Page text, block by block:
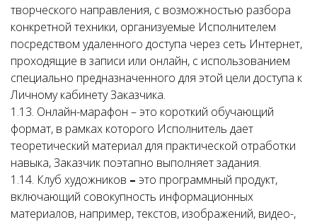
творческого направления, с возможностью разбора
конкретной техники, организуемые Исполнителем
посредством удаленного доступа через сеть Интернет,
проходящие в записи или онлайн, с использованием
специально предназначенного для этой цели доступа к
Личному кабинету Заказчика.
1.13. Онлайн-марафон – это короткий обучающий
формат, в рамках которого Исполнитель дает
теоретический материал для практической отработки
навыка, Заказчик поэтапно выполняет задания.
1.14. Клуб художников – это программный продукт,
включающий совокупность информационных
материалов, например, текстов, изображений, видео-,